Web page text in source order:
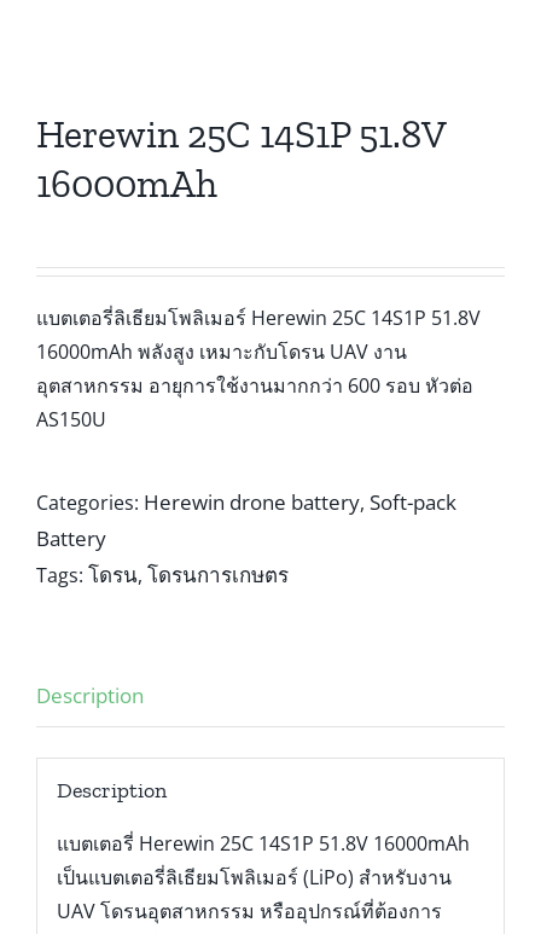
Herewin 25C 14S1P 51.8V
16000mAh
แบตเตอรี่ลิเธียมโพลิเมอร์ Herewin 25C 14S1P 51.8V
16000mAh พลังสูง เหมาะกับโดรน UAV งาน
อุตสาหกรรม อายุการใช้งานมากกว่า 600 รอบ หัวต่อ
AS150U
Categories: Herewin drone battery, Soft-pack
Battery
Tags: โดรน, โดรนการเกษตร
Description
Description
แบตเตอรี่ Herewin 25C 14S1P 51.8V 16000mAh
เป็นแบตเตอรี่ลิเธียมโพลิเมอร์ (LiPo) สำหรับงาน
UAV โดรนอุตสาหกรรม หรืออุปกรณ์ที่ต้องการ